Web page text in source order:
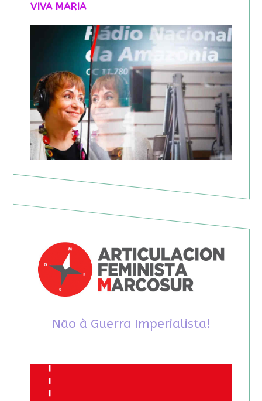
VIVA MARIA
Não à Guerra Imperialista!